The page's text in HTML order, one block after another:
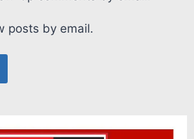
posts by email.